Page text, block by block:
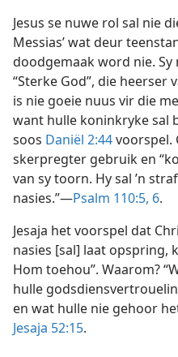
Jesus se nuwe rol sal nie
Messias’ wat deur
doodgemaak word nie. Sy
“Sterke God”, die heerser
is nie goeie nuus vir die
want hulle koninkryke sal
soos Daniël 2:44voorspel.
skerpregter gebruik en
van sy toorn. Hy sal ’n
nasies.”—Psalm 110:5, 6.
Jesaja het voorspel dat
nasies [sal] laat opspring,
Hom toehou”. Waarom?
hulle
en wat hulle nie gehoor
Jesaja 52:15.